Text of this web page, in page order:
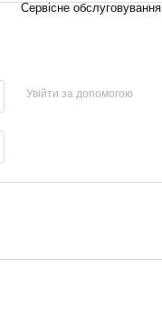
Сервісне обслуговування
Увійти за допомогою